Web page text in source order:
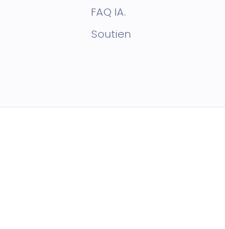
FAQ IA.
Soutien